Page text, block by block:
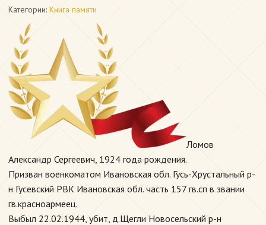
Категории: Книга памяти
Ломов
Александр Сергеевич, 1924 года рождения.
Призван военкоматом Ивановская обл. Гусь-Хрустальный р-
н Гусевский РВК Ивановская обл. часть 157 гв.сп в звании
гв.красноармеец.
Выбыл 22.02.1944, убит, д.Щегли Новосельский р-н